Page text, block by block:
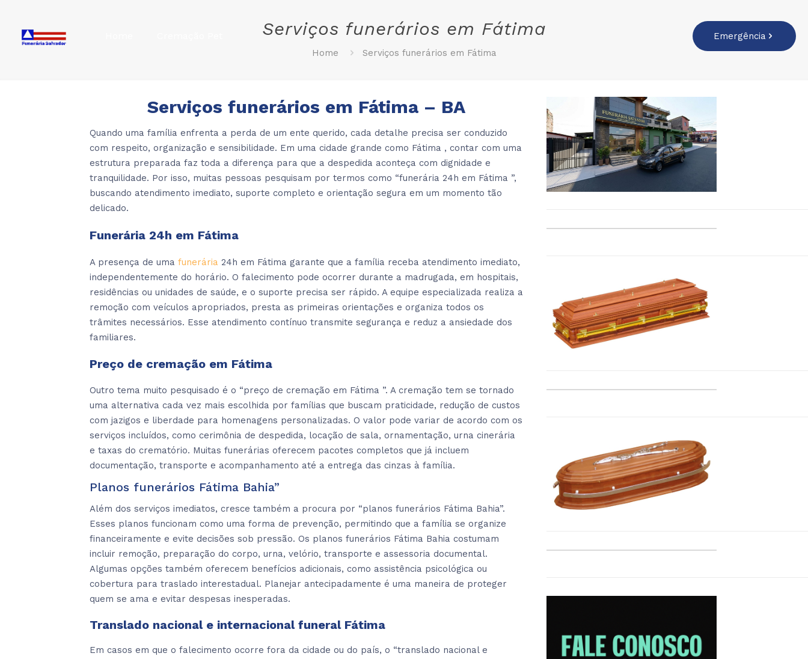
Emergência
Serviços funerários em Fátima
Home Serviços funerários em Fátima
Serviços funerários em Fátima – BA
Quando uma família enfrenta a perda de um ente querido, cada detalhe precisa ser conduzido
com respeito, organização e sensibilidade. Em uma cidade grande como Fátima , contar com uma
estrutura preparada faz toda a diferença para que a despedida aconteça com dignidade e
tranquilidade. Por isso, muitas pessoas pesquisam por termos como “funerária 24h em Fátima ”,
buscando atendimento imediato, suporte completo e orientação segura em um momento tão
delicado.
Funerária 24h em Fátima
A presença de umafunerária 24h em Fátima garante que a família receba atendimento imediato,
independentemente do horário. O falecimento pode ocorrer durante a madrugada, em hospitais,
residências ou unidades de saúde, e o suporte precisa ser rápido. A equipe especializada realiza a
remoção com veículos apropriados, presta as primeiras orientações e organiza todos os
trâmites necessários. Esse atendimento contínuo transmite segurança e reduz a ansiedade dos
familiares.
Preço de cremação em Fátima
Outro tema muito pesquisado é o “preço de cremação em Fátima ”. A cremação tem se tornado
uma alternativa cada vez mais escolhida por famílias que buscam praticidade, redução de custos
com jazigos e liberdade para homenagens personalizadas. O valor pode variar de acordo com os
serviços incluídos, como cerimônia de despedida, locação de sala, ornamentação, urna cinerária
e taxas do crematório. Muitas funerárias oferecem pacotes completos que já incluem
documentação, transporte e acompanhamento até a entrega das cinzas à família.
Planos funerários Fátima Bahia”
Além dos serviços imediatos, cresce também a procura por “planos funerários Fátima Bahia”.
Esses planos funcionam como uma forma de prevenção, permitindo que a família se organize
financeiramente e evite decisões sob pressão. Os planos funerários Fátima Bahia costumam
incluir remoção, preparação do corpo, urna, velório, transporte e assessoria documental.
Algumas opções também oferecem benefícios adicionais, como assistência psicológica ou
cobertura para traslado interestadual. Planejar antecipadamente é uma maneira de proteger
quem se ama e evitar despesas inesperadas.
Translado nacional e internacional funeral Fátima
Em casos em que o falecimento ocorre fora da cidade ou do país, o “translado nacional e